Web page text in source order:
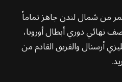
من شمال لندن جاهز تماماً
نهائي دوري أبطال أوروبا،
أرسنال والفريق القادم من